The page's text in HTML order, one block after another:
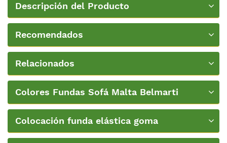
Descripción del Producto
Recomendados
Relacionados
Colores Fundas Sofá Malta Belmarti
Colocación funda elástica goma